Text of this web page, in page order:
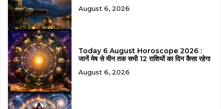
August 6, 2026
Today 6 August Horoscope 2026 :
जानें मेष से मीन तक सभी 12 राशियों का दिन कैसा रहेगा
August 6, 2026